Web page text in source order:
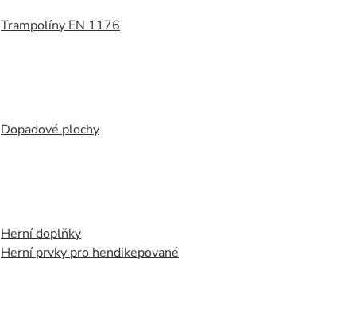
Trampolíny EN 1176
Dopadové plochy
Herní doplňky
Herní prvky pro hendikepované